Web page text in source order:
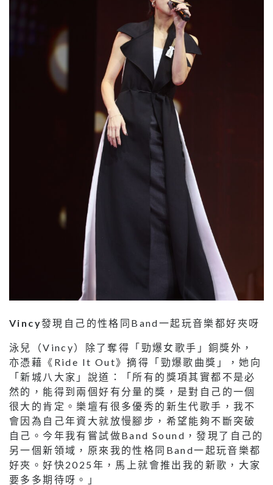
Vincy發現自己的性格同Band一起玩音樂都好夾呀
泳兒（Vincy）除了奪得「勁爆女歌手」銅獎外，
亦憑藉《Ride It Out》摘得「勁爆歌曲獎」，她向
「新城八大家」說道：「所有的獎項其實都不是必
然的，能得到兩個好有分量的獎，是對自己的一個
很大的肯定。樂壇有很多優秀的新生代歌手，我不
會因為自己年資大就放慢腳步，希望能夠不斷突破
自己。今年我有嘗試做Band Sound，發現了自己的
另一個新領域，原來我的性格同Band一起玩音樂都
好夾。好快2025年，馬上就會推出我的新歌，大家
要多多期待呀。」